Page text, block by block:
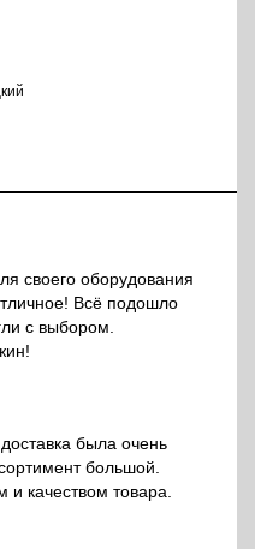
своего оборудования
Всё подошло
с выбором.
была очень
большой.
качеством товара.